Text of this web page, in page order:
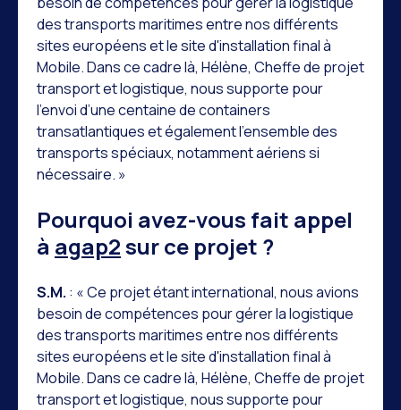
des transports maritimes entre nos différents
sites européens et le site d'installation final à
Mobile. Dans ce cadre là, Hélène, Cheffe de projet
transport et logistique, nous supporte pour
l’envoi d’une centaine de containers
transatlantiques et également l’ensemble des
transports spéciaux, notamment aériens si
nécessaire. »
Pourquoi avez-vous fait appel
à agap2sur ce projet ?
S.M. : « Ce projet étant international, nous avions
besoin de compétences pour gérer la logistique
des transports maritimes entre nos différents
sites européens et le site d'installation final à
Mobile. Dans ce cadre là, Hélène, Cheffe de projet
transport et logistique, nous supporte pour